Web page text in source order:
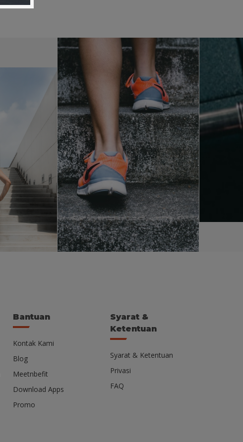
Bantuan
Kontak Kami
Blog
Meetnbefit
Download Apps
Promo
Syarat &
Ketentuan
Syarat & Ketentuan
Privasi
FAQ